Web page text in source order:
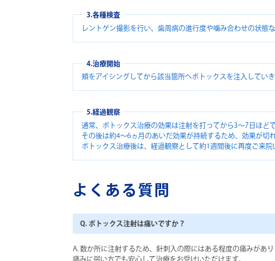
3.各種検査
レントゲン撮影を行い、歯周病の進行度や噛み合わせの状態
4.治療開始
頬をアイシングしてから該当箇所へボトックスを注入してい
5.経過観察
通常、ボトックス治療の効果は注射を打ってから3～7日ほど
その後は約4～6ヵ月のあいだ効果が持続するため、効果が切
ボトックス治療後は、経過観察として約1週間後に再度ご来院
よくある質問
Q. ボトックス注射は痛いですか？
A. 数か所に注射するため、針刺入の際にはある程度の痛みがあ
痛みに弱い方でも安心して治療をお受けいただけます。